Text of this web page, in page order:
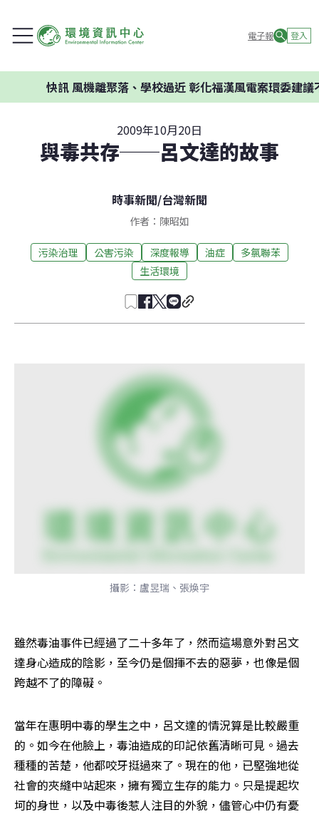
電子報 登入
風機離聚落、學校過近 彰化福漢風電案環委建議不應開
2009年10月20日
與毒共存──呂文達的故事
時事新聞/台灣新聞
作者：陳昭如
污染治理 公害污染 深度報導 油症
多氯聯苯
生活環境
攝影：盧昱瑞、張煥宇
雖然毒油事件已經過了二十多年了，然而這場意外對呂文
達身心造成的陰影，至今仍是個揮不去的惡夢，也像是個
跨越不了的障礙。
當年在惠明中毒的學生之中，呂文達的情況算是比較嚴重
的。如今在他臉上，毒油造成的印記依舊清晰可見。過去
種種的苦楚，他都咬牙挺過來了。現在的他，已堅強地從
社會的夾縫中站起來，擁有獨立生存的能力。只是提起坎
坷的身世，以及中毒後惹人注目的外貌，儘管心中仍有憂